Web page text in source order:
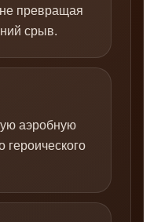
превращая
срыв.
аэробную
героического